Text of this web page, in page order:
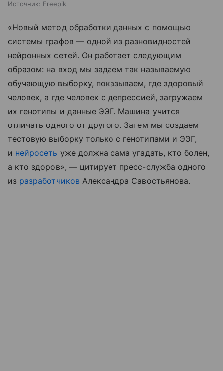
Источник: Freepik
«Новый метод обработки данных с помощью
системы графов — одной из разновидностей
нейронных сетей. Он работает следующим
образом: на вход мы задаем так называемую
обучающую выборку, показываем, где здоровый
человек, а где человек с депрессией, загружаем
их генотипы и данные ЭЭГ. Машина учится
отличать одного от другого. Затем мы создаем
тестовую выборку только с генотипами и ЭЭГ,
и нейросеть уже должна сама угадать, кто болен,
а кто здоров», — цитирует пресс-служба одного
из разработчиков Александра Савостьянова.